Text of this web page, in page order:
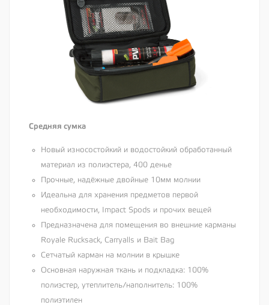
Средняя сумка
Новый износостойкий и водостойкий обработанный
материал из полиэстера, 400 денье
Прочные, надёжные двойные 10мм молнии
Идеальна для хранения предметов первой
необходимости, Impact Spods и прочих вещей
Предназначена для помещения во внешние карманы
Royale Rucksack, Carryalls и Bait Bag
Сетчатый карман на молнии в крышке
Основная наружная ткань и подкладка: 100%
полиэстер, утеплитель/наполнитель: 100%
полиэтилен